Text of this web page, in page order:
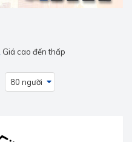
Giá cao đến thấp
80 người